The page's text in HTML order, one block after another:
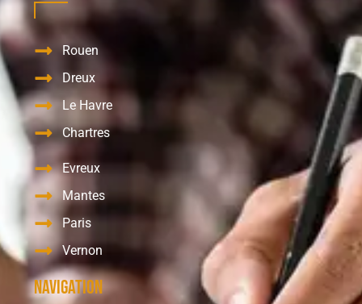
Rouen
Dreux
Le Havre
Chartres
Evreux
Mantes
Paris
Vernon
Navigation